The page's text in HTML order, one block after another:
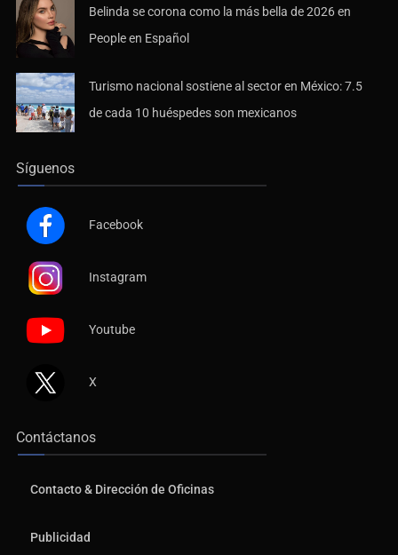
Belinda se corona como la más bella de 2026 en
People en Español
Turismo nacional sostiene al sector en México: 7.5
de cada 10 huéspedes son mexicanos
Síguenos
Facebook
Instagram
Youtube
X
Contáctanos
Contacto & Dirección de Oficinas
Publicidad